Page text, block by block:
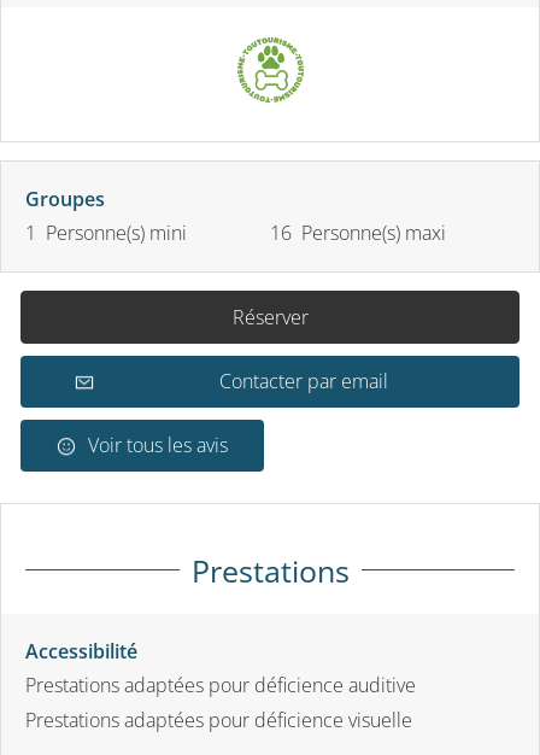
Groupes
1 Personne(s) mini
16 Personne(s) maxi
Réserver
Contacter par email
Voir tous les avis
Prestations
Accessibilité
Prestations adaptées pour déficience auditive
Prestations adaptées pour déficience visuelle